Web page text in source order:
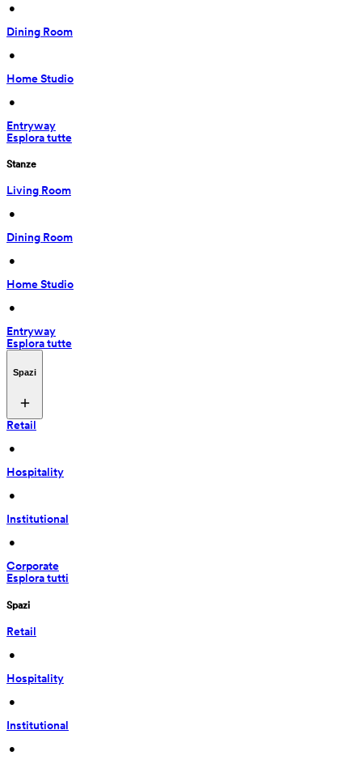
•
Dining Room
•
Home Studio
•
Entryway
Esplora tutte
Stanze
Living Room
•
Dining Room
•
Home Studio
•
Entryway
Esplora tutte
Spazi
Retail
•
Hospitality
•
Institutional
•
Corporate
Esplora tutti
Spazi
Retail
•
Hospitality
•
Institutional
•